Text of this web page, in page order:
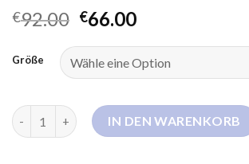
€92.00 €66.00
Größe
bogner daunenmantel damen Menge
IN DEN WARENKORB